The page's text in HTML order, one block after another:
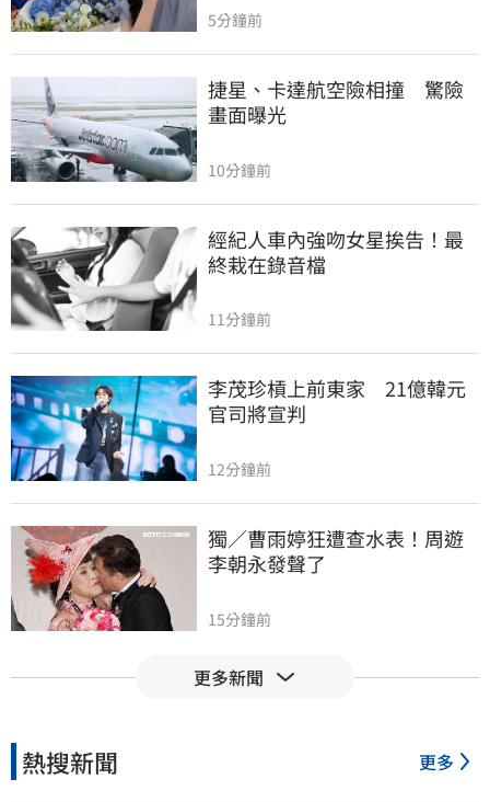
5分鐘前
捷星、卡達航空險相撞　驚險
畫面曝光
10分鐘前
經紀人車內強吻女星挨告！最
終栽在錄音檔
11分鐘前
李茂珍槓上前東家　21億韓元
官司將宣判
12分鐘前
獨／曹雨婷狂遭查水表！周遊
李朝永發聲了
15分鐘前
拔老樹吹歪電線杆！學者曝淡
更多新聞
熱搜新聞 更多